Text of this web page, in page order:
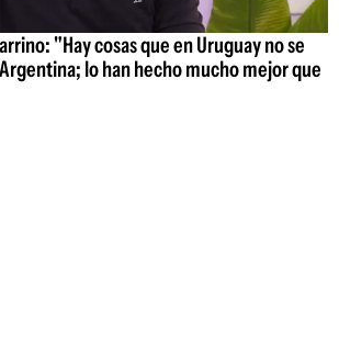
"Hay cosas que en Uruguay no se
lo han hecho mucho mejor que